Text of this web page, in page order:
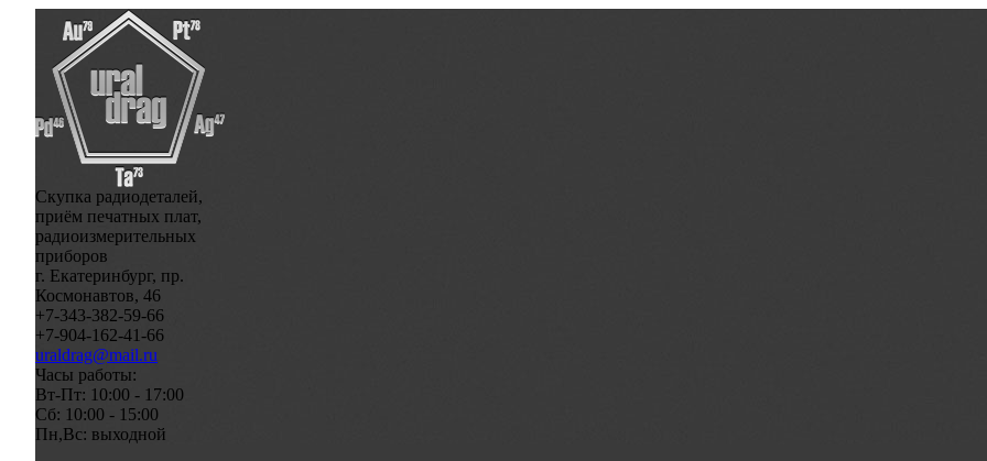
Скупка радиодеталей,
приём печатных плат,
радиоизмерительных
приборов
г. Екатеринбург, пр.
Космонавтов, 46
+7-343-382-59-66
+7-904-162-41-66
uraldrag@mail.ru
Часы работы:
Вт-Пт: 10:00 - 17:00
Сб: 10:00 - 15:00
Пн,Вс: выходной